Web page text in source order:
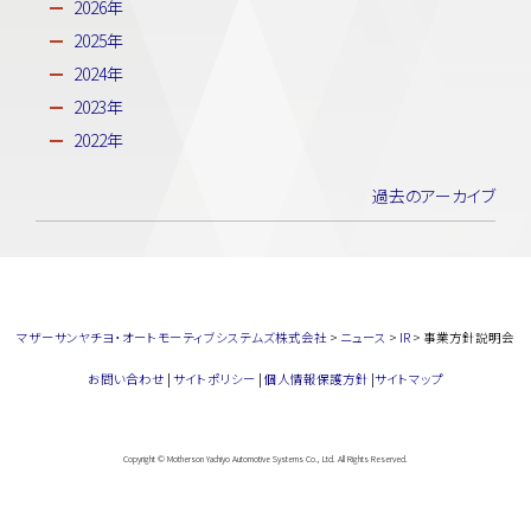
2026年
2025年
2024年
2023年
2022年
過去のアーカイブ
マザーサンヤチヨ・オートモーティブシステムズ株式会社 > ニュース > IR > 事業方針説明会
お問い合わせ | サイトポリシー |個人情報保護方針 |サイトマップ
Copyright © Motherson Yachiyo Automotive Systems Co., Ltd. All Rights Reserved.